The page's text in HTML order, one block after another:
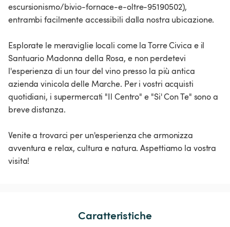
escursionismo/bivio-fornace-e-oltre-95190502),
entrambi facilmente accessibili dalla nostra ubicazione.
Esplorate le meraviglie locali come la Torre Civica e il
Santuario Madonna della Rosa, e non perdetevi
l'esperienza di un tour del vino presso la più antica
azienda vinicola delle Marche. Per i vostri acquisti
quotidiani, i supermercati "Il Centro" e "Si' Con Te" sono a
breve distanza.
Venite a trovarci per un'esperienza che armonizza
avventura e relax, cultura e natura. Aspettiamo la vostra
visita!
Caratteristiche